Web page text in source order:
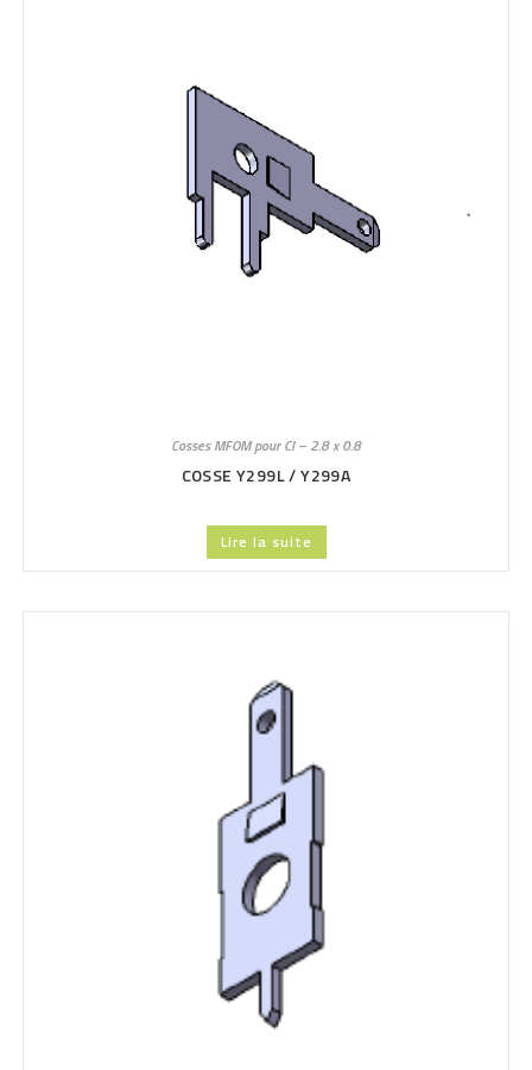
Cosses MFOM pour CI – 2.8 x 0.8
COSSE Y299L / Y299A
Lire la suite